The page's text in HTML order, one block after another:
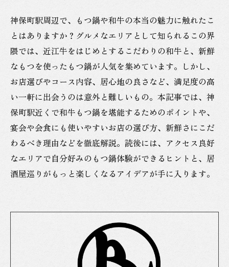
神保町駅周辺で、もつ鍋や和牛の本当の魅力に触れたこ
とはありますか？グルメなエリアとして知られるこの界
隈では、近江牛をはじめとするこだわりの和牛と、新鮮
なもつを使ったもつ鍋が人気を集めています。しかし、
お店選びやコース内容、居心地の良さなど、満足度の高
い一軒に出会うのは意外と難しいもの。本記事では、神
保町駅近くで和牛もつ鍋を堪能するためのポイントや、
宴会や会食にも使いやすいお店の選び方、新鮮さにこだ
わるべき理由などを徹底解説。読後には、アクセス良好
なエリアで自分好みのもつ鍋体験ができるヒントと、居
酒屋巡りがもっと楽しくなるアイデアが手に入ります。